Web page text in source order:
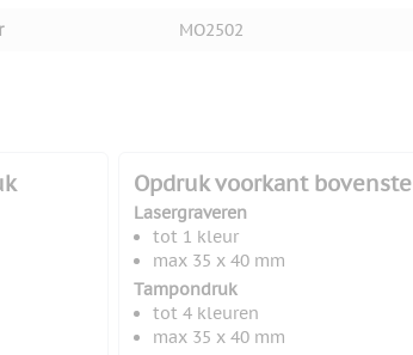
MO2502
Opdruk voorkant bovenste
Lasergraveren
tot 1 kleur
max 35 x 40 mm
Tampondruk
tot 4 kleuren
max 35 x 40 mm